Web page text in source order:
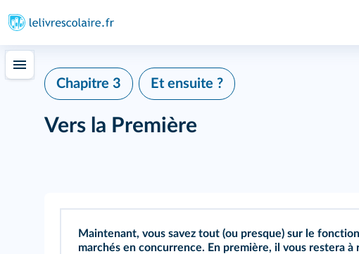
Chapitre 3 Et ensuite ?
Vers la Première
Maintenant, vous savez tout (ou presque) sur le
marchés en concurrence. En première, il vous restera à